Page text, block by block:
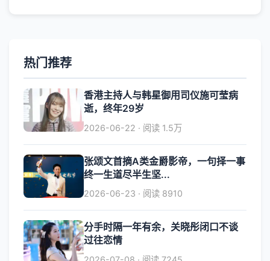
热门推荐
香港主持人与韩星御用司仪施可莹病
逝，终年29岁
2026-06-22 · 阅读 1.5万
张颂文首摘A类金爵影帝，一句择一事
终一生道尽半生坚...
2026-06-23 · 阅读 8910
分手时隔一年有余，关晓彤闭口不谈
过往恋情